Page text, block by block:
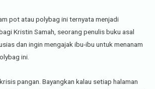
pot atau polybag ini ternyata menjadi
Kristin Samah, seorang penulis buku asal
dan ingin mengajak ibu-ibu untuk menanam
ini.
pangan. Bayangkan kalau setiap halaman